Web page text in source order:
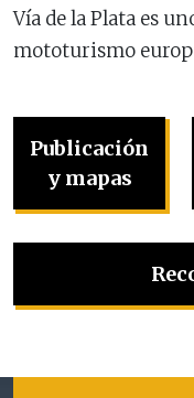
Vía de la Plata es
mototurismo
Publicación
y mapas